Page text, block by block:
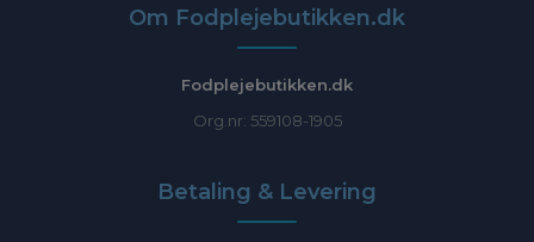
Om Fodplejebutikken.dk
Fodplejebutikken.dk
Org.nr: 559108-1905
Betaling & Levering